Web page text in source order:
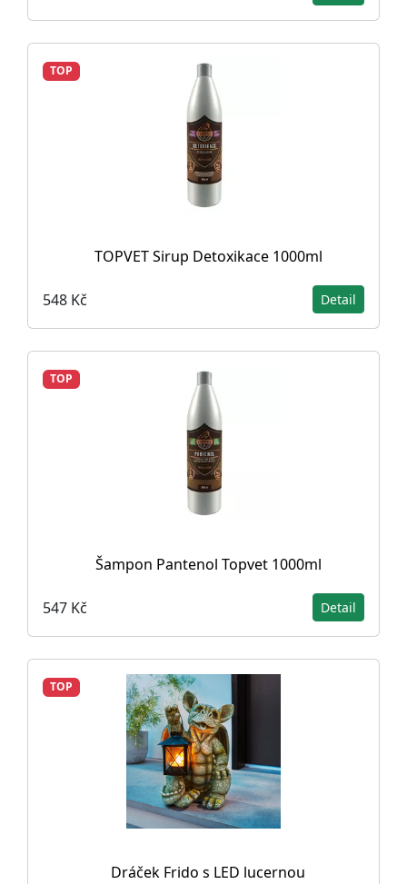
TOP
TOPVET Sirup Detoxikace 1000ml
548 Kč Detail
TOP
Šampon Pantenol Topvet 1000ml
547 Kč Detail
TOP
Dráček Frido s LED lucernou